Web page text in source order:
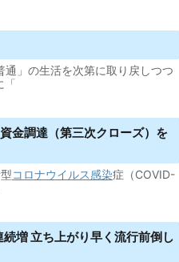
」の生活を次第に取り戻しつつ
「
金調達（第三次クローズ）を
コロナウイルス感染症（COVID-
増 立ち上がり早く流行前倒し